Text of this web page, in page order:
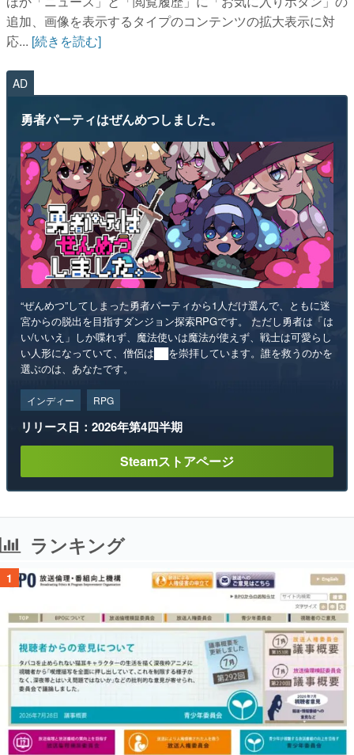
追加、画像を表示するタイプのコンテンツの拡大表示に対
応... [続きを読む]
AD
勇者パーティはぜんめつしました。
“ぜんめつ”してしまった勇者パーティから1人だけ選んで、ともに迷
宮からの脱出を目指すダンジョン探索RPGです。 ただし勇者は「は
い/いいえ」しか喋れず、魔法使いは魔法が使えず、戦士は可愛らし
い人形になっていて、僧侶は██を崇拝しています。誰を救うのかを
選ぶのは、あなたです。
インディー RPG
リリース日：2026年第4四半期
Steamストアページ
ランキング
1